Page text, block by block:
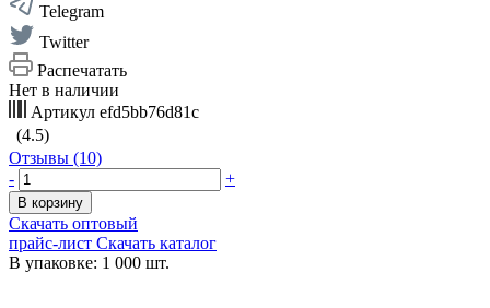
Telegram
Twitter
Распечатать
Нет в наличии
Артикул efd5bb76d81c
(4.5)
Отзывы (10)
-
+
В корзину
Скачать оптовый
прайс-лист Скачать каталог
В упаковке: 1 000 шт.